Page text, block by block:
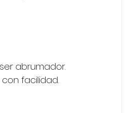
abrumador.
facilidad.